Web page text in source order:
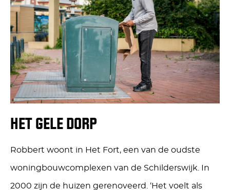
HET GELE DORP
Robbert woont in Het Fort, een van de oudste
woningbouwcomplexen van de Schilderswijk. In
2000 zijn de huizen gerenoveerd. ‘Het voelt als